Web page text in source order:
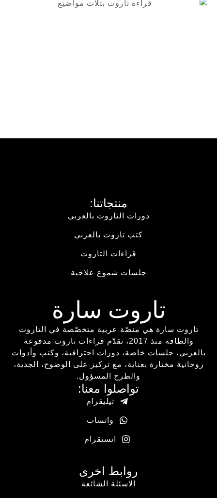
منتجاتنا:
دورات التاروت بالعربي
كتب تاروت بالعربي
قراءات التاروت
جلسات شموع علاجية
تاروت سارة
تاروت سارة هي منصّة عربية متخصّصة في التاروت
والطاقة منذ 2017، تقدّم قراءات تاروت مدفوعة
بالعربي، جلسات خاصة، دورات احترافية، وكتب وأدوات
روحانية مختارة بعناية، مع تركيز على الوضوح، الجدية،
والطرح المسؤول.
تواصلوا معنا:
تيليقرام
واتساب
انستقرام
روابط اخرى
الاسئلة الشائعة